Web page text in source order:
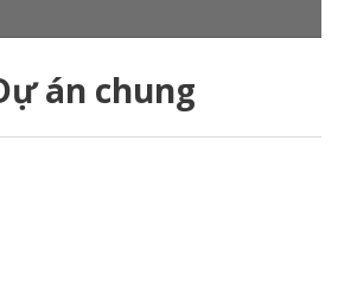
án chung